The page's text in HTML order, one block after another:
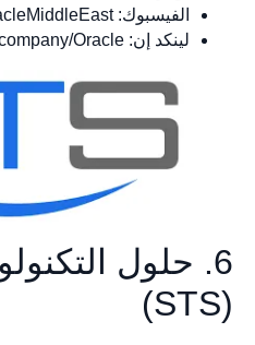
الفيسبوك: www.facebook.com/OracleMiddleEast
لينكد إن: www.linkedin.com/company/Oracle
6. حلول
(STS)